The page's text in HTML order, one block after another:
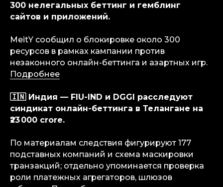
300 нелегальных беттинг и гемблинг
сайтов и приложений.
MeitY сообщил о блокировке около 300
ресурсов в рамках кампании против
незаконного онлайн-беттинга и азартных игр.
Подробнее
🇮🇳 Индия — FIU-IND и DGGI расследуют
синдикат онлайн-беттинга в Телангане на
₹23 000 crore.
По материалам следствия фигурируют 177
подставных компаний и схема маскировки
транзакций; отдельно упоминается проверка
роли платежных агрегаторов, шлюзов